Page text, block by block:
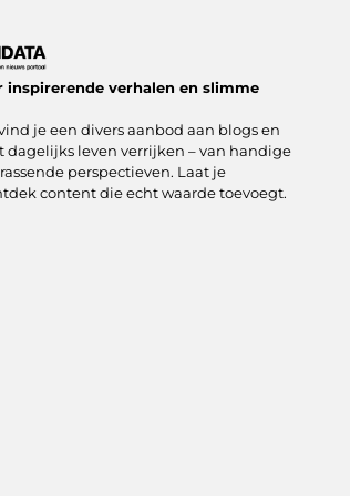
inspirerende verhalen en slimme
je een divers aanbod aan blogs en
dagelijks leven verrijken – van handige
perspectieven. Laat je
content die echt waarde toevoegt.